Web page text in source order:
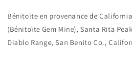
carats.
San
Co.,
carats.
San
Co.,
Bénitoïte en provenance de
(Bénitoïte Gem Mine), Santa Rita
Diablo Range, San Benito Co.,